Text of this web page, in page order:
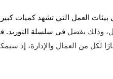
بيئات العمل التي تشهد كميات
في سلسلة التوريد. وذلك بفضل